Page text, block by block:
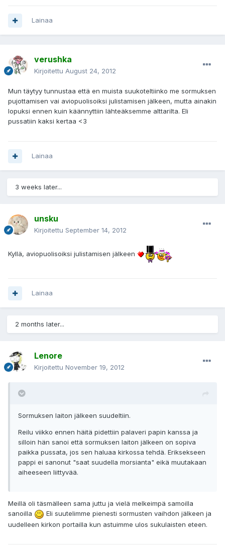
Lainaa
verushka
Kirjoitettu August 24, 2012
Mun täytyy tunnustaa että en muista suukoteltiinko me sormuksen
pujottamisen vai aviopuolisoiksi julistamisen jälkeen, mutta ainakin
lopuksi ennen kuin käännyttiin lähteäksemme alttarilta. Eli
pussatiin kaksi kertaa <3
Lainaa
3 weeks later...
unsku
Kirjoitettu September 14, 2012
Kyllä, aviopuolisoiksi julistamisen jälkeen
Lainaa
2 months later...
Lenore
Kirjoitettu November 19, 2012
Sormuksen laiton jälkeen suudeltiin.
Reilu viikko ennen häitä pidettiin palaveri papin kanssa ja
silloin hän sanoi että sormuksen laiton jälkeen on sopiva
paikka pussata, jos sen haluaa kirkossa tehdä. Eriksekseen
pappi ei sanonut "saat suudella morsianta" eikä muutakaan
aiheeseen liittyvää.
Meillä oli täsmälleen sama juttu ja vielä melkeimpä samoilla
sanoilla
Eli suutelimme pienesti sormusten vaihdon jälkeen ja
uudelleen kirkon portailla kun astuimme ulos sukulaisten eteen.